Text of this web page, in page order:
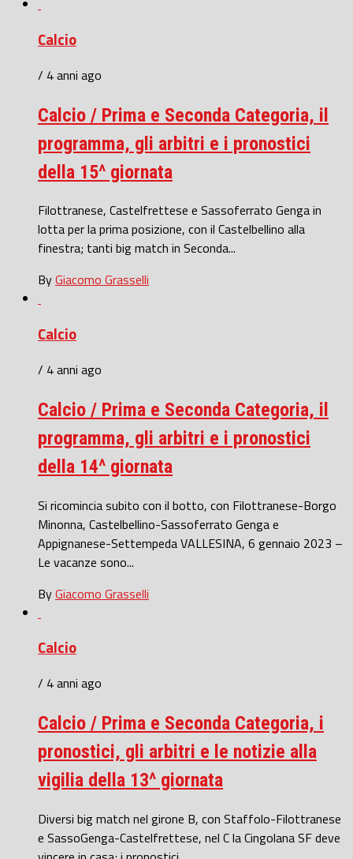
Calcio
/ 4 anni ago
Calcio / Prima e Seconda Categoria, il
programma, gli arbitri e i pronostici
della 15^ giornata
Filottranese, Castelfrettese e Sassoferrato Genga in
lotta per la prima posizione, con il Castelbellino alla
finestra; tanti big match in Seconda...
ByGiacomo Grasselli
Calcio
/ 4 anni ago
Calcio / Prima e Seconda Categoria, il
programma, gli arbitri e i pronostici
della 14^ giornata
Si ricomincia subito con il botto, con Filottranese-Borgo
Minonna, Castelbellino-Sassoferrato Genga e
Appignanese-Settempeda VALLESINA, 6 gennaio 2023 –
Le vacanze sono...
ByGiacomo Grasselli
Calcio
/ 4 anni ago
Calcio / Prima e Seconda Categoria, i
pronostici, gli arbitri e le notizie alla
vigilia della 13^ giornata
Diversi big match nel girone B, con Staffolo-Filottranese
e SassoGenga-Castelfrettese, nel C la Cingolana SF deve